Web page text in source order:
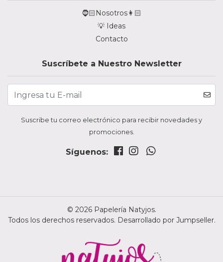
🧔🏻Nosotros👩🏻
💡 Ideas
Contacto
Suscríbete a Nuestro Newsletter
Suscribe tu correo electrónico para recibir novedades y
promociones.
Síguenos:
© 2026 Papelería Natyjos.
Todos los derechos reservados. Desarrollado por Jumpseller.